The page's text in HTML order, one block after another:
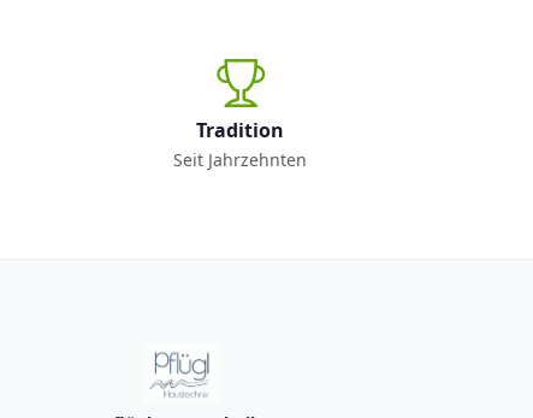
Tradition
Seit Jahrzehnten